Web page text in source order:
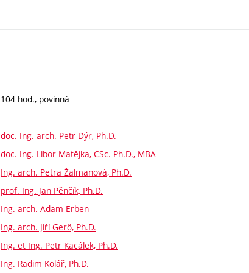
104 hod., povinná
doc. Ing. arch. Petr Dýr, Ph.D.
doc. Ing. Libor Matějka, CSc. Ph.D., MBA
Ing. arch. Petra Žalmanová, Ph.D.
prof. Ing. Jan Pěnčík, Ph.D.
Ing. arch. Adam Erben
Ing. arch. Jiří Gerö, Ph.D.
Ing. et Ing. Petr Kacálek, Ph.D.
Ing. Radim Kolář, Ph.D.